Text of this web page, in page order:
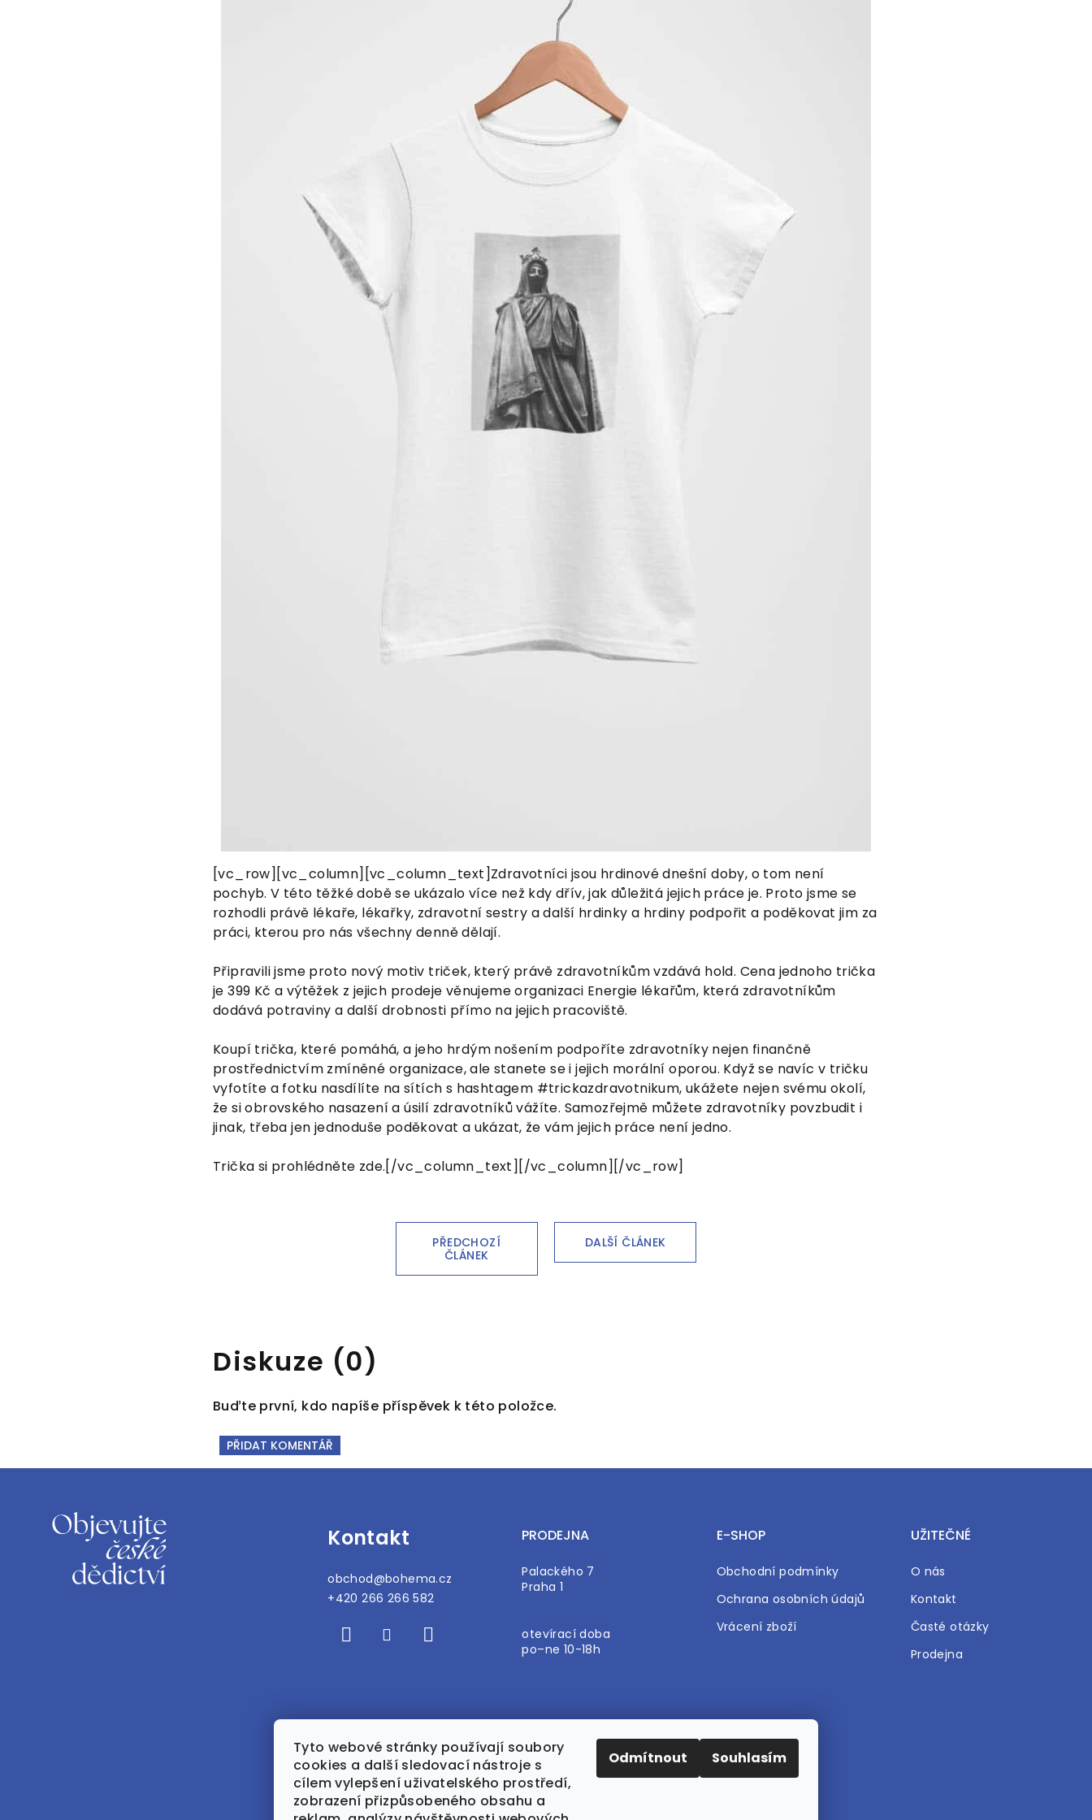
Tyto webové stránky používají soubory
cookies a další sledovací nástroje s
cílem vylepšení uživatelského prostředí,
zobrazení přizpůsobeného obsahu a
Odmítnout Souhlasím
[vc_row][vc_column][vc_column_text]Zdravotníci jsou hrdinové dnešní doby, o tom není
pochyb. V této těžké době se ukázalo více než kdy dřív, jak důležitá jejich práce je. Proto jsme se
rozhodli právě lékaře, lékařky, zdravotní sestry a další hrdinky a hrdiny podpořit a poděkovat jim za
práci, kterou pro nás všechny denně dělají.
Připravili jsme proto nový motiv triček, který právě zdravotníkům vzdává hold. Cena jednoho trička
je 399 Kč a výtěžek z jejich prodeje věnujeme organizaci Energie lékařům, která zdravotníkům
dodává potraviny a další drobnosti přímo na jejich pracoviště.
Koupí trička, které pomáhá, a jeho hrdým nošením podpoříte zdravotníky nejen finančně
prostřednictvím zmíněné organizace, ale stanete se i jejich morální oporou. Když se navíc v tričku
vyfotíte a fotku nasdílíte na sítích s hashtagem #trickazdravotnikum, ukážete nejen svému okolí,
že si obrovského nasazení a úsilí zdravotníků vážíte. Samozřejmě můžete zdravotníky povzbudit i
jinak, třeba jen jednoduše poděkovat a ukázat, že vám jejich práce není jedno.
Trička si prohlédněte zde.[/vc_column_text][/vc_column][/vc_row]
PŘEDCHOZÍ
ČLÁNEK
DALŠÍ ČLÁNEK
Diskuze (0)
Buďte první, kdo napíše příspěvek k této položce.
PŘIDAT KOMENTÁŘ
Kontakt
obchod@bohema.cz
+420 266 266 582
PRODEJNA
Palackého 7
Praha 1
otevírací doba
po–ne 10-18h
E-SHOP
Obchodní podmínky
Ochrana osobních údajů
Vrácení zboží
UŽITEČNÉ
O nás
Kontakt
Časté otázky
Prodejna